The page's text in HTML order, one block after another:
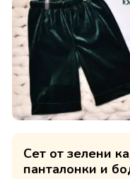
Сет от зелени
панталонки и